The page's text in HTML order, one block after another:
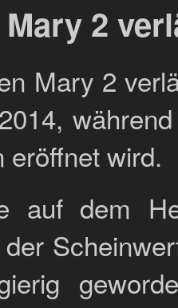
2
Mary 2
eröffnet wird.
auf dem